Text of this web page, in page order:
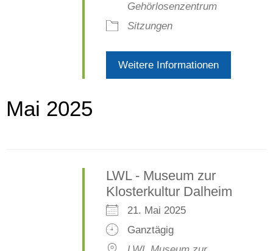
Gehörlosenzentrum
Sitzungen
Weitere Informationen
Mai 2025
LWL - Museum zur
Klosterkultur Dalheim
21. Mai 2025
Ganztägig